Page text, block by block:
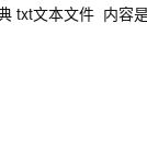
txt文本文件 内容